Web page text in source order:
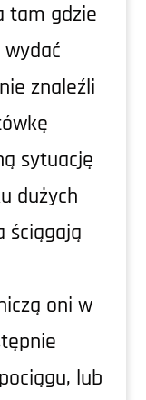
tam gdzie
znaleźli
sytuację
dużych
ściągają
oni w
lub